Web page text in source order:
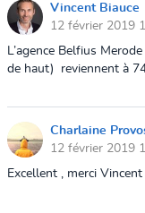
Vincent Biauce
12 février 2019
L’agence Belfius
de haut)
reviennent à
Charlaine
12 février 2019
Excellent , merci Vincent